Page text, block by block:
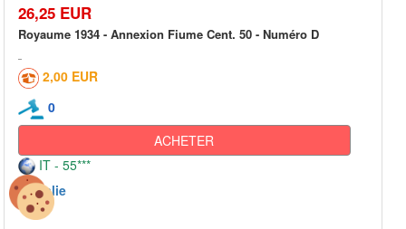
26,25 EUR
Royaume 1934 - Annexion Fiume Cent. 50 - Numéro D
2,00 EUR
0
ACHETER
IT - 55***
Italie